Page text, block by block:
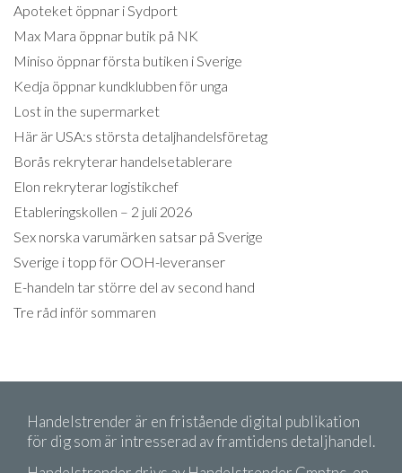
Apoteket öppnar i Sydport
Max Mara öppnar butik på NK
Miniso öppnar första butiken i Sverige
Kedja öppnar kundklubben för unga
Lost in the supermarket
Här är USA:s största detaljhandelsföretag
Borås rekryterar handelsetablerare
Elon rekryterar logistikchef
Etableringskollen – 2 juli 2026
Sex norska varumärken satsar på Sverige
Sverige i topp för OOH-leveranser
E-handeln tar större del av second hand
Tre råd inför sommaren
Handelstrender är en fristående digital publikation
för dig som är intresserad av framtidens detaljhandel.